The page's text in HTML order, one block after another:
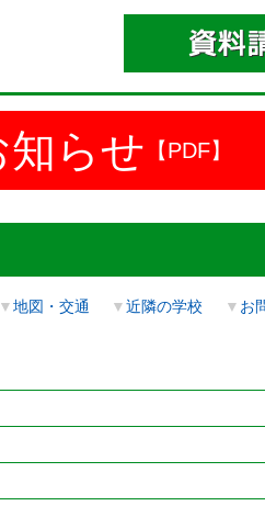
知らせ 【PDF】
▼地図・交通 ▼近隣の学校 ▼ お